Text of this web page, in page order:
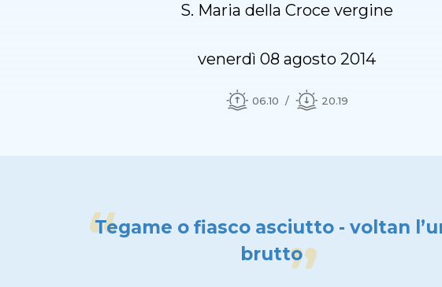
S. Maria della Croce vergine
venerdì 08 agosto 2014
06.10 20.19
Tegame o fiasco asciutto - voltan
brutto